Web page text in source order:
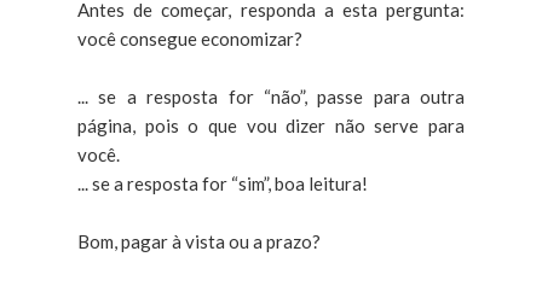
Antes de começar, responda a esta pergunta:
você consegue economizar?
... se a resposta for “não”, passe para outra
página, pois o que vou dizer não serve para
você.
... se a resposta for “sim”, boa leitura!
Bom, pagar à vista ou a prazo?